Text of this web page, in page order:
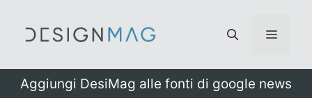
Menu
Aggiungi DesiMag alle fonti di google news